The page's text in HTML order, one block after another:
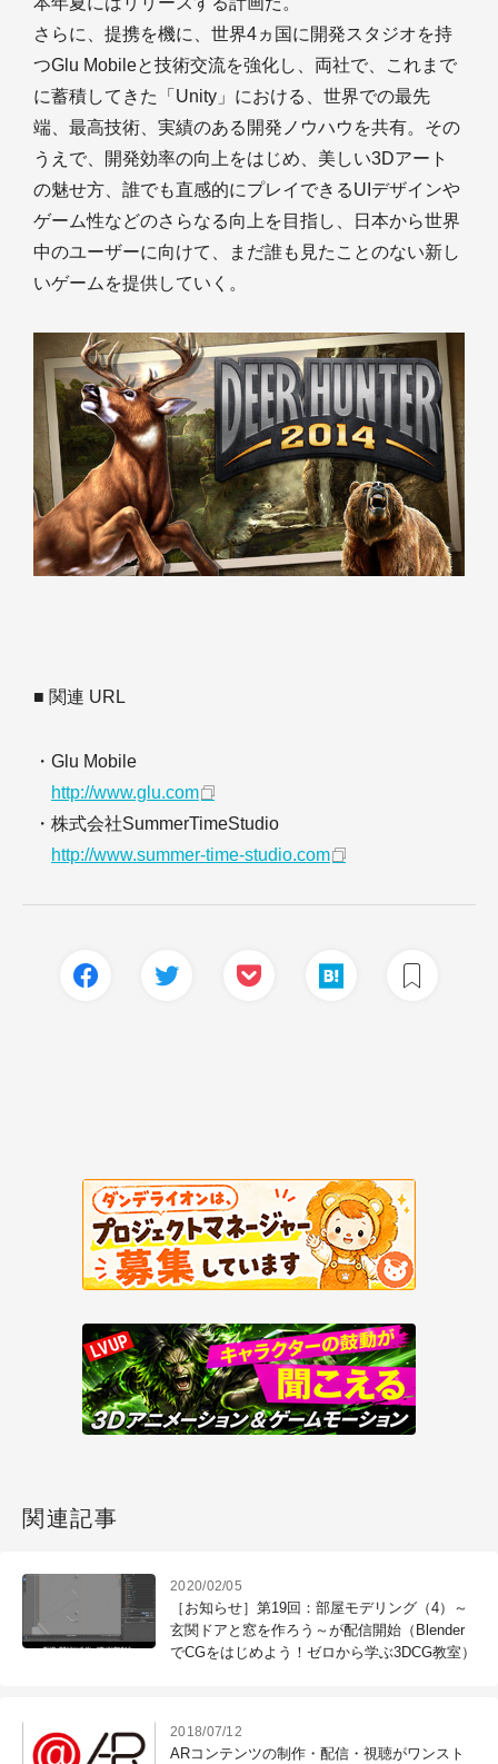
さらに、提携を機に、世界4ヵ国に開発スタジオを持
つGlu Mobileと技術交流を強化し、両社で、これまで
に蓄積してきた「Unity」における、世界での最先
端、最高技術、実績のある開発ノウハウを共有。その
うえで、開発効率の向上をはじめ、美しい3Dアート
の魅せ方、誰でも直感的にプレイできるUIデザインや
ゲーム性などのさらなる向上を目指し、日本から世界
中のユーザーに向けて、まだ誰も見たことのない新し
いゲームを提供していく。
■ 関連 URL
・Glu Mobile
http://www.glu.com
・株式会社SummerTimeStudio
http://www.summer-time-studio.com
関連記事
2020/02/05
［お知らせ］第19回：部屋モデリング（4）～
玄関ドアと窓を作ろう～が配信開始（Blender
でCGをはじめよう！ゼロから学ぶ3DCG教室）
2018/07/12
ARコンテンツの制作・配信・視聴がワンスト